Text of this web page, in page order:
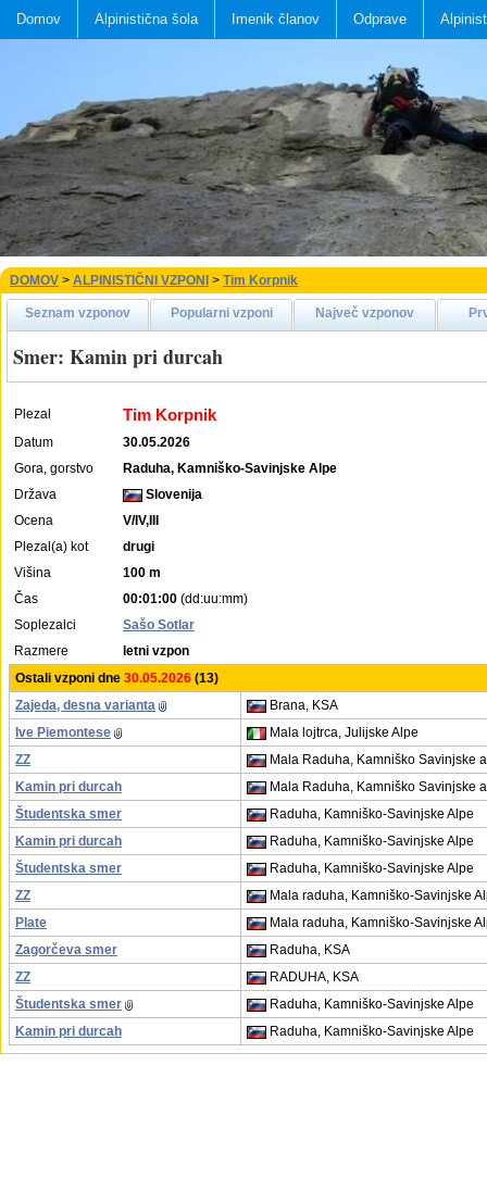
Domov Alpinistična šola Imenik članov Odprave
DOMOV > ALPINISTIČNI VZPONI > Tim Korpnik
Seznam vzponov Popularni vzponi Največ vzponov
Smer: Kamin pri durcah
Plezal Tim Korpnik
Datum
30.05.2026
Gora, gorstvo
Raduha, Kamniško-Savinjske Alpe
Država
Slovenija
Ocena
V/IV,III
Plezal(a) kot
drugi
Višina
100 m
Čas
00:01:00 (dd:uu:mm)
Soplezalci
Sašo Sotlar
Razmere
letni vzpon
Ostali vzponi dne 30.05.2026 (13)
Zajeda, desna varianta
Brana, KSA
Ive Piemontese
Mala lojtrca, Julijske Alpe
ZZ
Mala Raduha, Kamniško Savinjske
Kamin pri durcah
Mala Raduha, Kamniško Savinjske
Študentska smer
Raduha, Kamniško-Savinjske Alpe
Kamin pri durcah
Raduha, Kamniško-Savinjske Alpe
Študentska smer
Raduha, Kamniško-Savinjske Alpe
ZZ
Mala raduha, Kamniško-Savinjske
Plate
Mala raduha, Kamniško-Savinjske
Zagorčeva smer
Raduha, KSA
ZZ
RADUHA, KSA
Študentska smer
Raduha, Kamniško-Savinjske Alpe
Kamin pri durcah
Raduha, Kamniško-Savinjske Alpe